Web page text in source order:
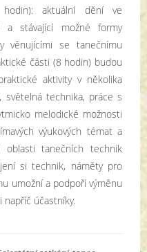
aktuální dění ve
a stávající možné formy
věnujícími se tanečnímu
části (8 hodin) budou
aktivity v několika
světelná technika, práce s
melodické možnosti
výukových témat a
oblasti tanečních technik
si technik, náměty pro
umožní a podpoří výměnu
napříč účastníky.